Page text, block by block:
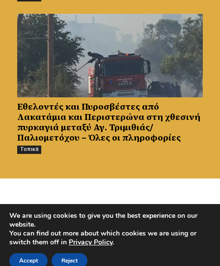
Εθελοντές και Πυροσβέστες από
Λακατάμια και Περιστερώνα στη χθεσινή
πυρκαγιά μεταξύ Αγ. Τριμιθιάς/
Παλιομετόχου – Όλες οι πληροφορίες
Τοπικά
PREVIOUS ARTICLE
Επεκτείνεται το ωράριο
εφημερίας Προσωπικών
Ιατρών λόγω ιών
NEXT ARTICLE
Ποιός θα βοηθήσει τον
εθελοντή για μερικές
We are using cookies to give you the best experience on our
website.
You can find out more about which cookies we are using or
switch them off in Privacy Policy.
Accept Reject